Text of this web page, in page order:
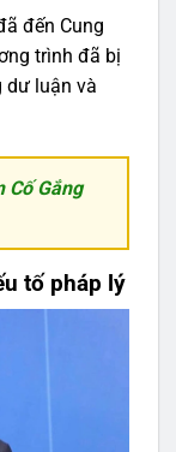
đến Cung
trình đã bị
dư luận và
Cố Gắng
tố pháp lý